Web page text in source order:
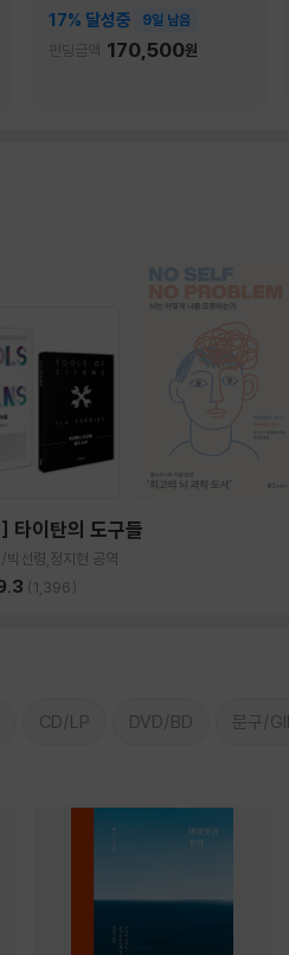
17% 달성중 9일 남음
펀딩금액 170,500원
타이탄의 도구들
박선령,정지현 공역
(1,396)
CD/LP DVD/BD 문구/